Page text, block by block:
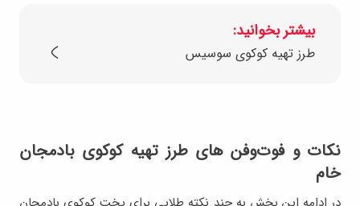
بیشتر بخوانید:
طرز تهیه کوکوی سوسیس
نکات و فوت‌وفن های طرز تهیه کوکوی بادمجان
خام